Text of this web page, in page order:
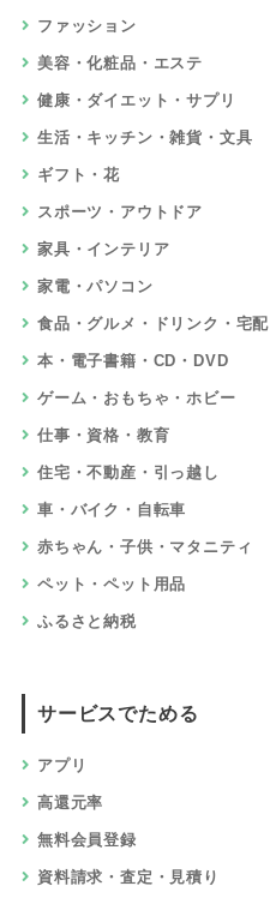
ファッション
美容・化粧品・エステ
健康・ダイエット・サプリ
生活・キッチン・雑貨・文具
ギフト・花
スポーツ・アウトドア
家具・インテリア
家電・パソコン
食品・グルメ・ドリンク・宅配
本・電子書籍・CD・DVD
ゲーム・おもちゃ・ホビー
仕事・資格・教育
住宅・不動産・引っ越し
車・バイク・自転車
赤ちゃん・子供・マタニティ
ペット・ペット用品
ふるさと納税
サービスでためる
アプリ
高還元率
無料会員登録
資料請求・査定・見積り